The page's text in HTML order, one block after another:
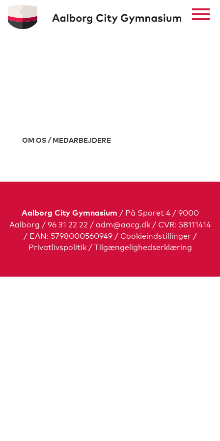
OM OS / MEDARBEJDERE
Aalborg City Gymnasium / På Sporet 4 / 9000
Aalborg / 96 31 22 22 /adm@aacg.dk / CVR: 58111414
/ EAN: 5798000560949 / Cookieindstillinger /
Privatlivspolitik /Tilgængelighedserklæring